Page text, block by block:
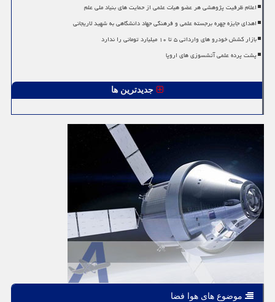
اعلام ظرفیت پژوهشی هر عضو هیات علمی از حمایت های بنیاد ملی علم
اهدای جایزه چهره برجسته علمی و فرهنگی جهاد دانشگاهی به شهید لاریجانی
بازار کشش خودرو های وارداتی ۵ تا ۱۰ میلیارد تومانی را ندارد
پشت پرده علمی آتشسوزی های اروپا
جدیدترین ها
موضوع های هوا فضا